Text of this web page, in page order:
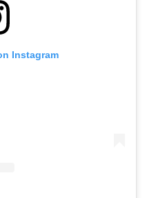
Instagram